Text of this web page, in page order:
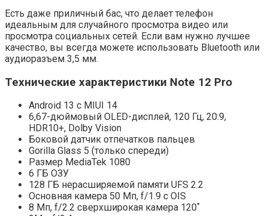
Есть даже приличный бас, что делает телефон
идеальным для случайного просмотра видео или
просмотра социальных сетей. Если вам нужно лучшее
качество, вы всегда можете использовать Bluetooth или
аудиоразъем 3,5 мм.
Технические характеристики Note 12 Pro
Android 13 с MIUI 14
6,67-дюймовый OLED-дисплей, 120 Гц, 20:9,
HDR10+, Dolby Vision
Боковой датчик отпечатков пальцев
Gorilla Glass 5 (только спереди)
Размер MediaTek 1080
6 ГБ ОЗУ
128 ГБ нерасширяемой памяти UFS 2.2
Основная камера 50 Мп, f/1.9 с OIS
8 Мп, f/2.2 сверхширокая камера 120˚